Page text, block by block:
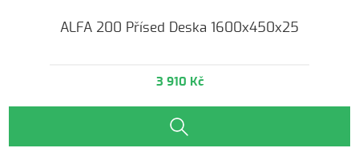
ALFA 200 Přísed Deska 1600x450x25
3 910 Kč